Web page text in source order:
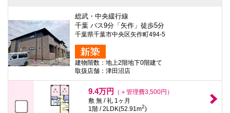
総武・中央緩行線
千葉 バス9分「矢作」徒歩5分
千葉県千葉市中央区矢作町494-5
建物階数：地上2階地下0階建て
取扱店舗：津田沼店
9.4万円
（＋管理費3,500円）
敷 無 / 礼 1ヶ月
1階 / 2LDK(52.91m2)